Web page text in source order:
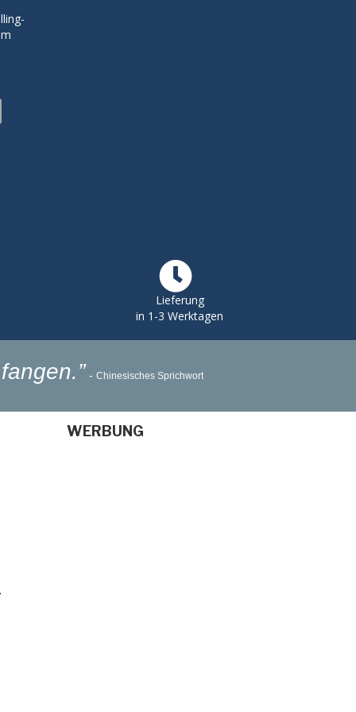
Lieferung
in 1-3 Werktagen
- Chinesisches Sprichwort
WERBUNG